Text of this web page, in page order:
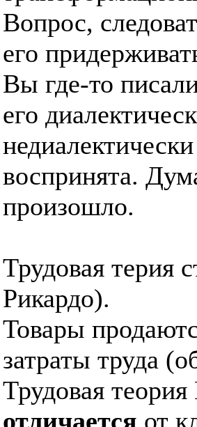
Вопрос,
его
Вы где-то
его
воспринята.
произошло.
Трудовая терия
Рикардо).
Товары
затраты труда
Трудовая
отличается от